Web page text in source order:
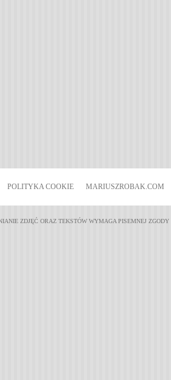
POLITYKA COOKIE MARIUSZROBAK.COM
ZDJĘĆ ORAZ TEKSTÓW WYMAGA PISEMNEJ